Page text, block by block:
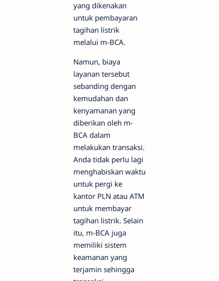
yang dikenakan
untuk pembayaran
tagihan listrik
melalui m-BCA.
Namun, biaya
layanan tersebut
sebanding dengan
kemudahan dan
kenyamanan yang
diberikan oleh m-
BCA dalam
melakukan transaksi.
Anda tidak perlu lagi
menghabiskan waktu
untuk pergi ke
kantor PLN atau ATM
untuk membayar
tagihan listrik. Selain
itu, m-BCA juga
memiliki sistem
keamanan yang
terjamin sehingga